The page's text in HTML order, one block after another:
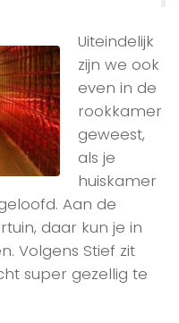
Uiteindelijk
zijn we ook
even in de
rookkamer
geweest,
als je
huiskamer
Aan de
daar kun je in
Volgens Stief zit
super gezellig te